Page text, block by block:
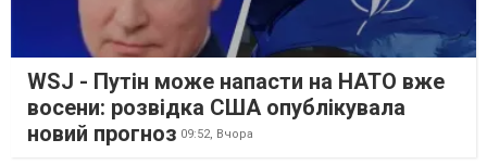
WSJ - Путін може напасти на НАТО вже
восени: розвідка США опублікувала
новий прогноз 09:52, Вчора